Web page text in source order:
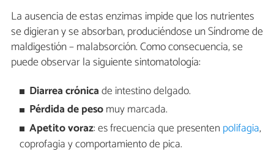
La ausencia de estas enzimas impide que los nutrientes
se digieran y se absorban, produciéndose un Síndrome de
maldigestión – malabsorción. Como consecuencia, se
puede observar la siguiente sintomatología:
Diarrea crónicade intestino delgado.
Pérdida de pesomuy marcada.
Apetito voraz: es frecuencia que presenten polifagia,
coprofagia y comportamiento de pica.